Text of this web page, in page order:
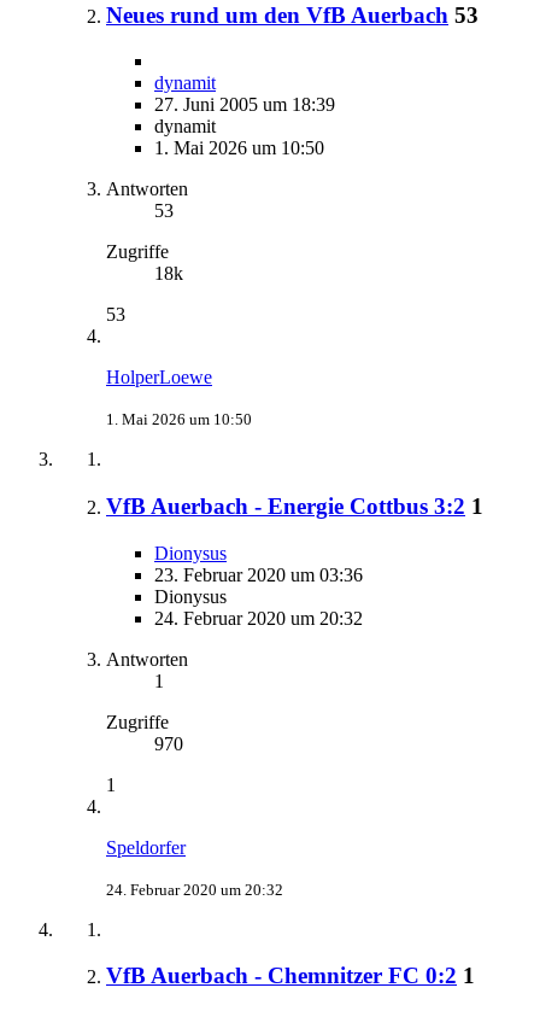
Neues rund um den VfB Auerbach 53
dynamit
27. Juni 2005 um 18:39
dynamit
1. Mai 2026 um 10:50
Antworten
53
Zugriffe
18k
53
HolperLoewe
1. Mai 2026 um 10:50
VfB Auerbach - Energie Cottbus 3:2 1
Dionysus
23. Februar 2020 um 03:36
Dionysus
24. Februar 2020 um 20:32
Antworten
1
Zugriffe
970
1
Speldorfer
24. Februar 2020 um 20:32
VfB Auerbach - Chemnitzer FC 0:2 1